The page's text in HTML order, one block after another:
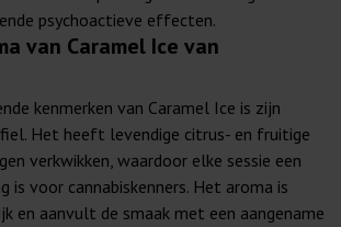
psychoactieve effecten.
van Caramel Ice van
kenmerken van Caramel Ice is zijn
Het heeft levendige citrus- en fruitige
verkwikken, waardoor elke sessie een
is voor cannabiskenners. Het aroma is
en aanvult de smaak met een aangename